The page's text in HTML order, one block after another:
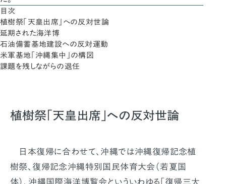
目次
植樹祭「天皇出席」への反対世論
延期された海洋博
石油備蓄基地建設への反対運動
米軍基地「沖縄集中」の構図
課題を残しながらの退任
植樹祭「天皇出席」への反対世論
日本復帰に合わせて、沖縄では沖縄復帰記念植
樹祭、復帰記念沖縄特別国民体育大会（若夏国
体）、沖縄国際海洋博覧会といういわゆる「復帰三大